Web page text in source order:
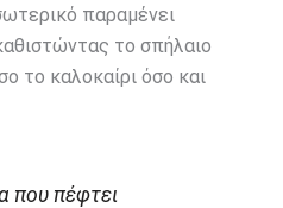
παραμένει
το σπήλαιο
το καλοκαίρι όσο και
που πέφτει